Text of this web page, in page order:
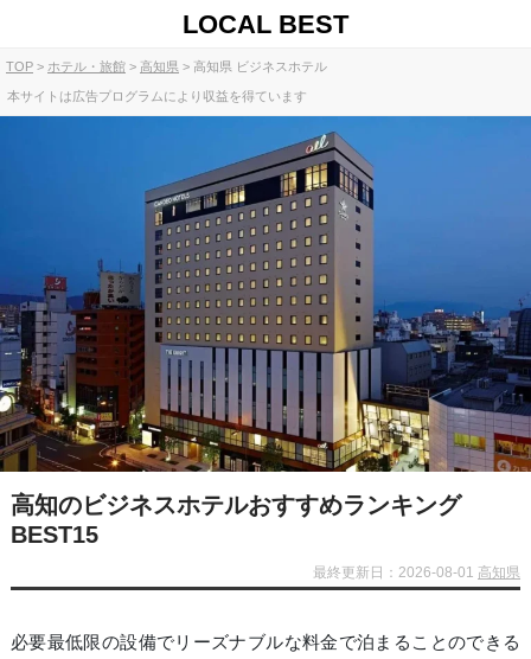
LOCAL BEST
TOP ホテル・旅館 高知県 高知県 ビジネスホテル
本サイトは広告プログラムにより収益を得ています
高知のビジネスホテルおすすめランキング
BEST15
最終更新日：2026-08-01 高知県
必要最低限の設備でリーズナブルな料金で泊まることのできる